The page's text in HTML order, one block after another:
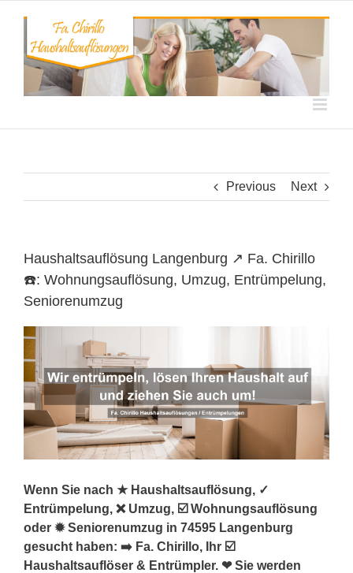
content
Previous Next
Haushaltsauflösung Langenburg ↗️ Fa. Chirillo
☎️: Wohnungsauflösung, Umzug, Entrümpelung,
Seniorenumzug
Wenn Sie nach ★ Haushaltsauflösung, ✓
Entrümpelung, ❌ Umzug, ☑️ Wohnungsauflösung
oder ✹ Seniorenumzug in 74595 Langenburg
gesucht haben: ➡️ Fa. Chirillo, Ihr ☑️
Haushaltsauflöser & Entrümpler. ❤ Sie werden